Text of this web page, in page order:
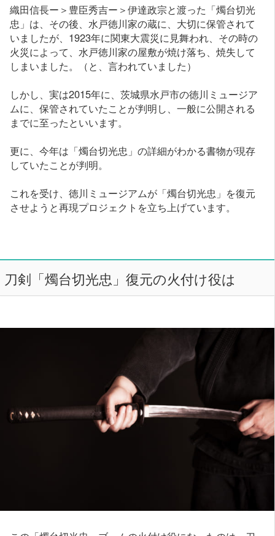
織田信長ー＞豊臣秀吉ー＞伊達政宗と渡った「燭台切光
忠」は、その後、水戸徳川家の蔵に、大切に保管されて
いましたが、1923年に関東大震災に見舞われ、その時の
火災によって、水戸徳川家の屋敷が焼け落ち、焼失して
しまいました。（と、言われていました）
しかし、実は2015年に、茨城県水戸市の徳川ミュージア
ムに、保管されていたことが判明し、一般に公開される
までに至ったといいます。
更に、今年は「燭台切光忠」の詳細がわかる書物が現存
していたことが判明。
これを受け、徳川ミュージアムが「燭台切光忠」を復元
させようと再現プロジェクトを立ち上げています。
刀剣「燭台切光忠」復元の火付け役は